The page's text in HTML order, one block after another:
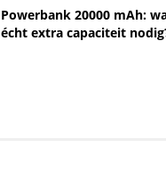
Powerbank 20000 mAh:
écht extra capaciteit